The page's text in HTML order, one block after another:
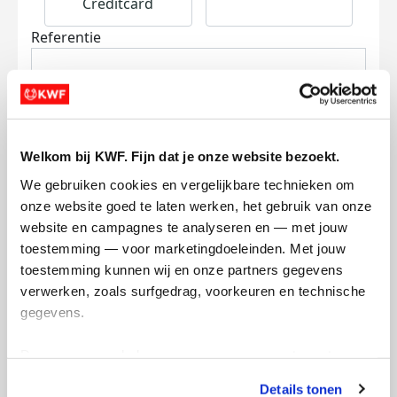
Welkom bij KWF. Fijn dat je onze website bezoekt.
We gebruiken cookies en vergelijkbare technieken om
onze website goed te laten werken, het gebruik van onze
website en campagnes te analyseren en — met jouw
toestemming — voor marketingdoeleinden. Met jouw
toestemming kunnen wij en onze partners gegevens
verwerken, zoals surfgedrag, voorkeuren en technische
gegevens.
Details tonen
Referentie
Ik wil bijdragen aan de transactiekosten
en betaal €0.75 extra.
Doneer nu